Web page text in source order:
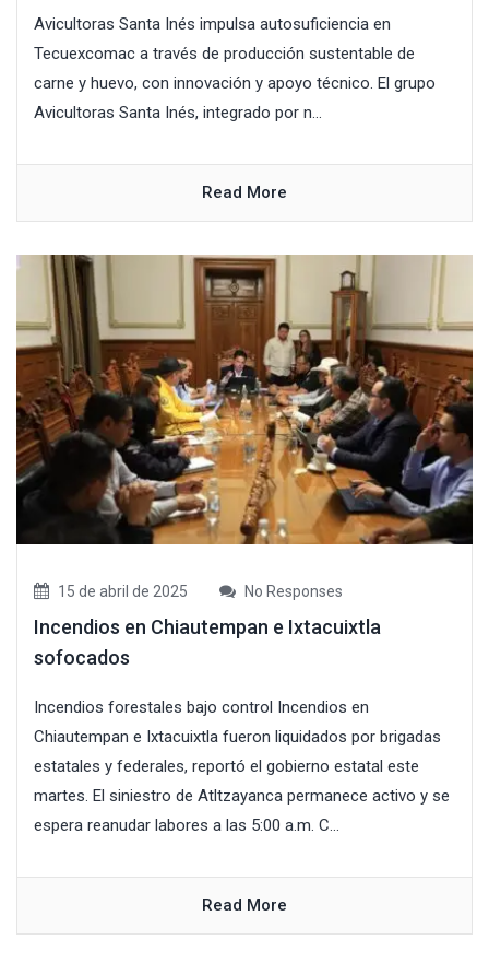
Avicultoras Santa Inés impulsa autosuficiencia en
Tecuexcomac a través de producción sustentable de
carne y huevo, con innovación y apoyo técnico. El grupo
Avicultoras Santa Inés, integrado por n...
Read More
15 de abril de 2025 No Responses
Incendios en Chiautempan e Ixtacuixtla
sofocados
Incendios forestales bajo control Incendios en
Chiautempan e Ixtacuixtla fueron liquidados por brigadas
estatales y federales, reportó el gobierno estatal este
martes. El siniestro de Atltzayanca permanece activo y se
espera reanudar labores a las 5:00 a.m. C...
Read More